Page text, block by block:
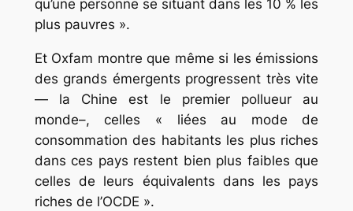
qu’une personne se situant dans les 10 % les
plus pauvres ».
Et Oxfam montre que même si les émissions
des grands émergents progressent très vite
— la Chine est le premier pollueur au
monde–, celles « liées au mode de
consommation des habitants les plus riches
dans ces pays restent bien plus faibles que
celles de leurs équivalents dans les pays
riches de l’OCDE ».